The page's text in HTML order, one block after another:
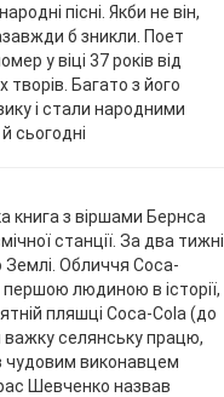
пісні. Якби не він,
б зникли. Поет
у віці 37 років від
Багато з його
і стали народними
сьогодні
книга з віршами Бернса
станції. За два тижні
Землі. Обличчя Coca-
людиною в історії,
пляшці Coca-Cola (до
важку селянську працю,
чудовим виконавцем
Шевченко назвав